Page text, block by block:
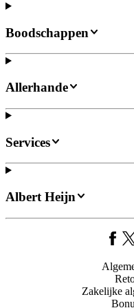
Boodschappen
Allerhande
Services
Albert Heijn
Zakelijke